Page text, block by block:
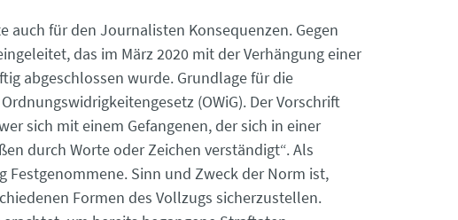
auch für den Journalisten Konsequenzen. Gegen
das im März 2020 mit der Verhängung einer
abgeschlossen wurde. Grundlage für die
(OWiG). Der Vorschrift
sich mit einem Gefangenen, der sich in einer
durch Worte oder Zeichen verständigt“. Als
Festgenommene. Sinn und Zweck der Norm ist,
Formen des Vollzugs sicherzustellen.